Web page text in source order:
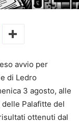
avvio per
di Ledro
3 agosto, alle
Palafitte del
ottenuti dal